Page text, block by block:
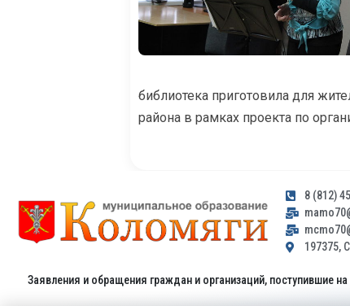
библиотека приготовила для
района в рамках проекта по
8 (812)
197375,
Заявления и обращения граждан и организаций, поступившие